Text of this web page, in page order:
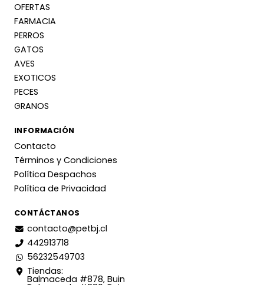
OFERTAS
FARMACIA
PERROS
GATOS
AVES
EXOTICOS
PECES
GRANOS
INFORMACIÓN
Contacto
Términos y Condiciones
Política Despachos
Política de Privacidad
CONTÁCTANOS
contacto@petbj.cl
442913718
56232549703
Tiendas:
Balmaceda #878, Buin